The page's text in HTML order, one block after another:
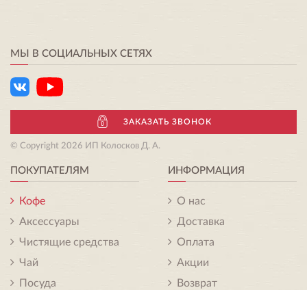
МЫ В СОЦИАЛЬНЫХ СЕТЯХ
ЗАКАЗАТЬ ЗВОНОК
© Copyright 2026 ИП Колосков Д. А.
ПОКУПАТЕЛЯМ
Кофе
Аксессуары
Чистящие средства
Чай
Посуда
ИНФОРМАЦИЯ
О нас
Доставка
Оплата
Акции
Возврат